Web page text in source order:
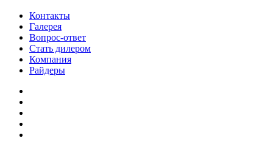
Контакты
Галерея
Вопрос-ответ
Стать дилером
Компания
Райдеры